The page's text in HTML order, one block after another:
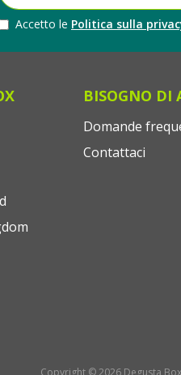
Accetto le Politica sulla
BISOGNO DI
Domande
Contattaci
Copyright © 2026 Degusta